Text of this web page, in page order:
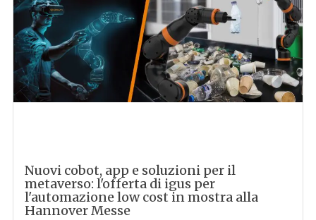
Nuovi cobot, app e soluzioni per il
metaverso: l'offerta di igus per
l'automazione low cost in mostra alla
Hannover Messe